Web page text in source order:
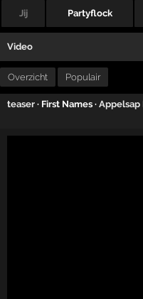
Jij Partyflock
Video
Overzicht Populair
teaser · First Names ·Appelsap